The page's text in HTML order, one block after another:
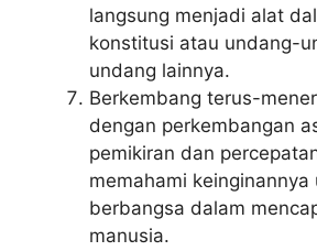
langsung menjadi alat
konstitusi atau undang-
undang lainnya.
Berkembang terus-
dengan perkembangan
pemikiran dan
memahami
berbangsa dalam
manusia.